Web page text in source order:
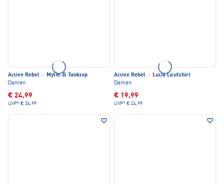
Active Rebel ·
Mylie-B Tanktop
Damen
€ 24,99
UVP* € 34,99
Active Rebel ·
Lucia Laufshirt
Damen
€ 19,99
UVP* € 24,99